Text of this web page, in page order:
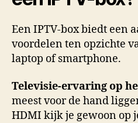
Een IPTV-box biedt een
voordelen ten opzichte
laptop of smartphone.
Televisie-ervaring op
meest voor de hand
HDMI kijk je gewoon op